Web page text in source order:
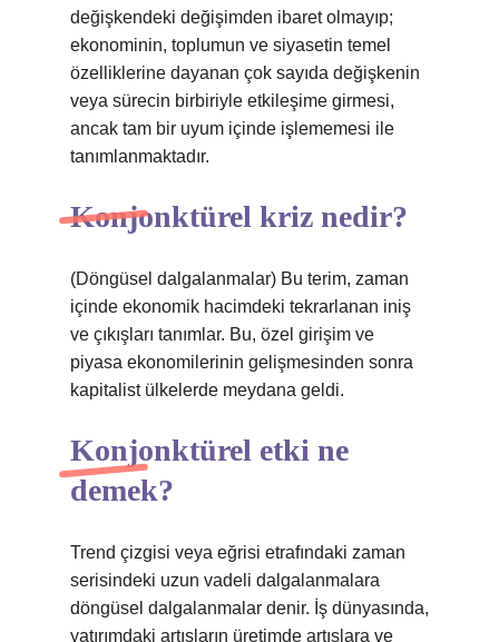
değişkendeki değişimden ibaret olmayıp;
ekonominin, toplumun ve siyasetin temel
özelliklerine dayanan çok sayıda değişkenin
veya sürecin birbiriyle etkileşime girmesi,
ancak tam bir uyum içinde işlememesi ile
tanımlanmaktadır.
Konjonktürel kriz nedir?
(Döngüsel dalgalanmalar) Bu terim, zaman
içinde ekonomik hacimdeki tekrarlanan iniş
ve çıkışları tanımlar. Bu, özel girişim ve
piyasa ekonomilerinin gelişmesinden sonra
kapitalist ülkelerde meydana geldi.
Konjonktürel etki ne
demek?
Trend çizgisi veya eğrisi etrafındaki zaman
serisindeki uzun vadeli dalgalanmalara
döngüsel dalgalanmalar denir. İş dünyasında,
yatırımdaki artışların üretimde artışlara ve